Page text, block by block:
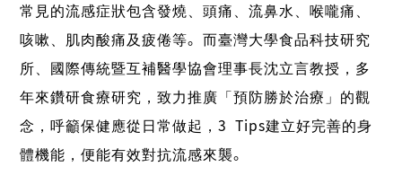
常見的流感症狀包含發燒、頭痛、流鼻水、喉嚨痛、
咳嗽、肌肉酸痛及疲倦等。而臺灣大學食品科技研究
所、國際傳統暨互補醫學協會理事長沈立言教授，多
年來鑽研食療研究，致力推廣「預防勝於治療」的觀
念，呼籲保健應從日常做起，3 Tips建立好完善的身
體機能，便能有效對抗流感來襲。